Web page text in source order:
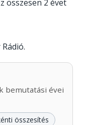
összesen 2 évet
bemutatási évei
összesítés